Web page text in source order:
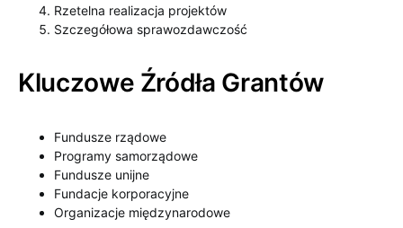
Rzetelna realizacja projektów
Szczegółowa sprawozdawczość
Kluczowe Źródła Grantów
Fundusze rządowe
Programy samorządowe
Fundusze unijne
Fundacje korporacyjne
Organizacje międzynarodowe